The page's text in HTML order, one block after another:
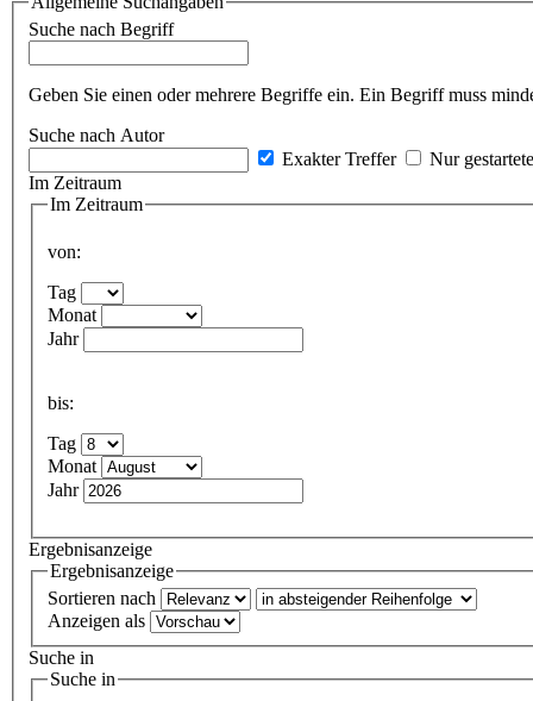
Suche nach Begriff
Geben Sie einen oder mehrere Begriffe ein. Ein Begriff muss
Suche nach Autor
Exakter Treffer
Nur
Im Zeitraum
Im Zeitraum
von:
Tag
Monat
Jahr
bis:
Tag
Monat
Jahr
Ergebnisanzeige
Ergebnisanzeige
Sortieren nach
Anzeigen als
Suche in
Suche in